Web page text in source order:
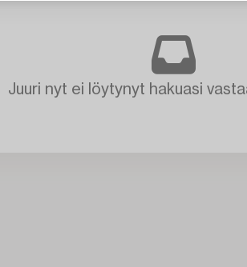
Juuri nyt ei löytynyt hakuasi